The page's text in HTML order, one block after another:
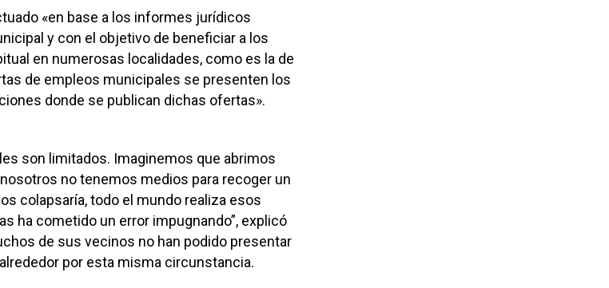
«en base a los informes jurídicos
y con el objetivo de beneficiar a los
en numerosas localidades, como es la de
de empleos municipales se presenten los
donde se publican dichas ofertas».
son limitados. Imaginemos que abrimos
no tenemos medios para recoger un
colapsaría, todo el mundo realiza esos
ha cometido un error impugnando”, explicó
de sus vecinos no han podido presentar
por esta misma circunstancia.